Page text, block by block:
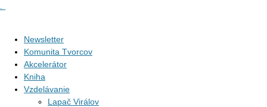
Preskočiť na obsah
Newsletter
Komunita Tvorcov
Akcelerátor
Kniha
Vzdelávanie
Lapač Virálov